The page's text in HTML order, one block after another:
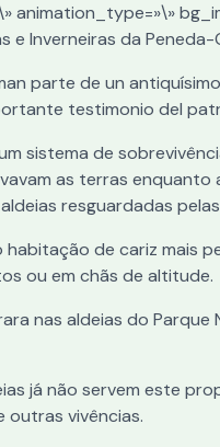
animation_type=»\»
e Inverneiras da
parte de un
testimonio del
sistema de
as terras
resguardadas
de cariz mais
ou em chãs de altitude.
nas aldeias do
já não servem este
vivências.